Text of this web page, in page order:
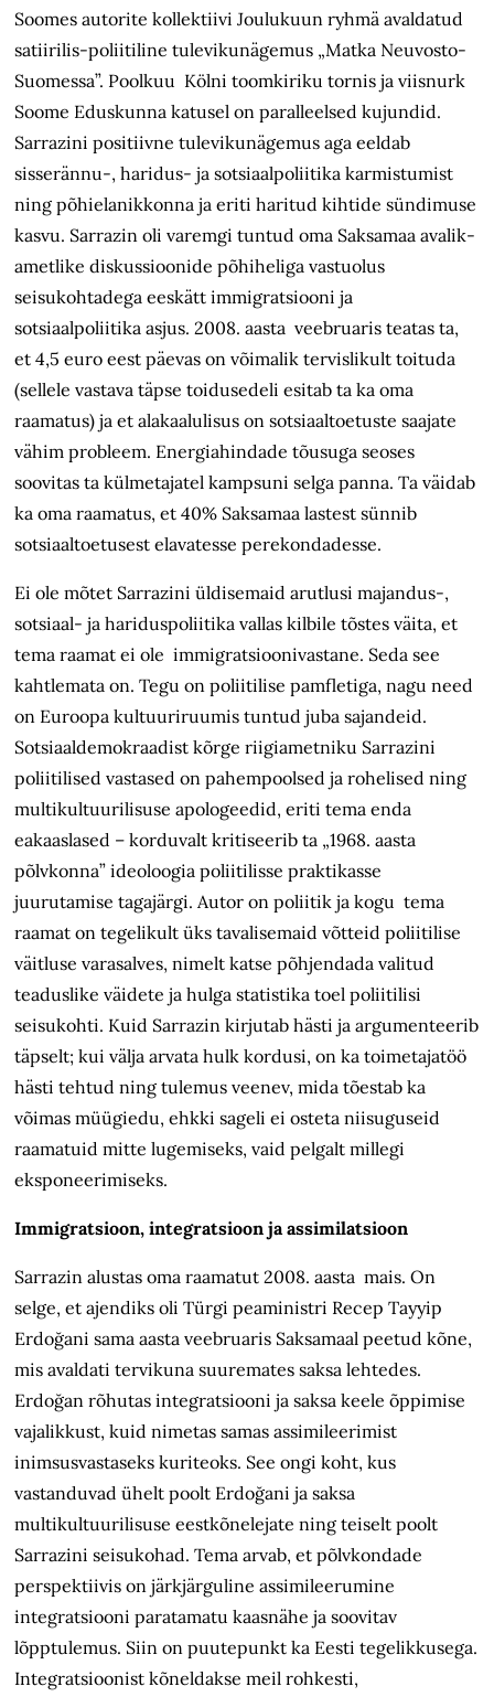
Soomes autorite kollektiivi Joulukuun ryhmä avaldatud
satiirilis-poliitiline tulevikunägemus „Matka Neuvosto-
Suomessa”. Poolkuu Kölni toomkiriku tornis ja viisnurk
Soome Eduskunna katusel on paralleelsed kujundid.
Sarrazini positiivne tulevikunägemus aga eeldab
sisserännu-, haridus- ja sotsiaalpoliitika karmistumist
ning põhielanikkonna ja eriti haritud kihtide sündimuse
kasvu. Sarrazin oli varemgi tuntud oma Saksamaa avalik-
ametlike diskussioonide põhiheliga vastuolus
seisukohtadega eeskätt immigratsiooni ja
sotsiaalpoliitika asjus. 2008. aasta veebruaris teatas ta,
et 4,5 euro eest päevas on võimalik tervislikult toituda
(sellele vastava täpse toidusedeli esitab ta ka oma
raamatus) ja et alakaalulisus on sotsiaaltoetuste saajate
vähim probleem. Energiahindade tõusuga seoses
soovitas ta külmetajatel kampsuni selga panna. Ta väidab
ka oma raamatus, et 40% Saksamaa lastest sünnib
sotsiaaltoetusest elavatesse perekondadesse.
Ei ole mõtet Sarrazini üldisemaid arutlusi majandus-,
sotsiaal- ja hariduspoliitika vallas kilbile tõstes väita, et
tema raamat ei ole immigratsioonivastane. Seda see
kahtlemata on. Tegu on poliitilise pamfletiga, nagu need
on Euroopa kultuuriruumis tuntud juba sajandeid.
Sotsiaaldemokraadist kõrge riigiametniku Sarrazini
poliitilised vastased on pahempoolsed ja rohelised ning
multikultuurilisuse apologeedid, eriti tema enda
eakaaslased – korduvalt kritiseerib ta „1968. aasta
põlvkonna” ideoloogia poliitilisse praktikasse
juurutamise tagajärgi. Autor on poliitik ja kogu tema
raamat on tegelikult üks tavalisemaid võtteid poliitilise
väitluse varasalves, nimelt katse põhjendada valitud
teaduslike väidete ja hulga statistika toel poliitilisi
seisukohti. Kuid Sarrazin kirjutab hästi ja argumenteerib
täpselt; kui välja arvata hulk kordusi, on ka toimetajatöö
hästi tehtud ning tulemus veenev, mida tõestab ka
võimas müügiedu, ehkki sageli ei osteta niisuguseid
raamatuid mitte lugemiseks, vaid pelgalt millegi
eksponeerimiseks.
Immigratsioon, integratsioon ja assimilatsioon
Sarrazin alustas oma raamatut 2008. aasta mais. On
selge, et ajendiks oli Türgi peaministri Recep Tayyip
Erdoğani sama aasta veebruaris Saksamaal peetud kõne,
mis avaldati tervikuna suuremates saksa lehtedes.
Erdoğan rõhutas integratsiooni ja saksa keele õppimise
vajalikkust, kuid nimetas samas assimileerimist
inimsusvastaseks kuriteoks. See ongi koht, kus
vastanduvad ühelt poolt Erdoğani ja saksa
multikultuurilisuse eestkõnelejate ning teiselt poolt
Sarrazini seisukohad. Tema arvab, et põlvkondade
perspektiivis on järkjärguline assimileerumine
integratsiooni paratamatu kaasnähe ja soovitav
lõpptulemus. Siin on puutepunkt ka Eesti tegelikkusega.
Integratsioonist kõneldakse meil rohkesti,